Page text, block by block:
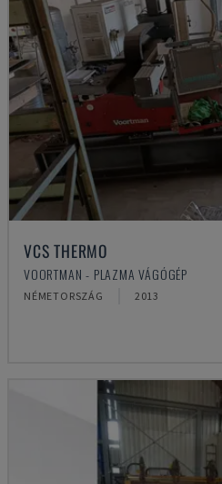
VCS THERMO
VOORTMAN - PLAZMA VÁGÓGÉP
NÉMETORSZÁG 2013